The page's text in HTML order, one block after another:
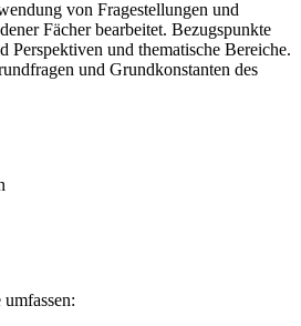
von Fragestellungen und
Fächer bearbeitet. Bezugspunkte
Perspektiven und thematische Bereiche.
und Grundkonstanten des